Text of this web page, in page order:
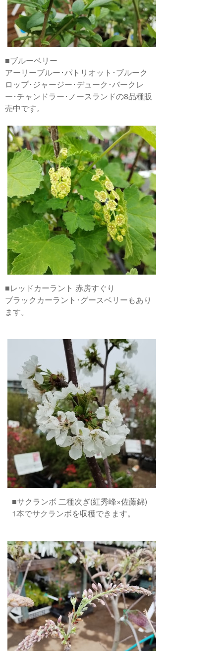
■ブルーベリー
アーリーブルー･パトリオット･ブルーク
ロップ･ジャージー･デューク･バークレ
ー･チャンドラー･ノースランドの8品種販
売中です。
■レッドカーラント 赤房すぐり
ブラックカーラント･グースベリーもあり
ます。
■サクランボ 二種次ぎ(紅秀峰×佐藤錦)
1本でサクランボを収穫できます。